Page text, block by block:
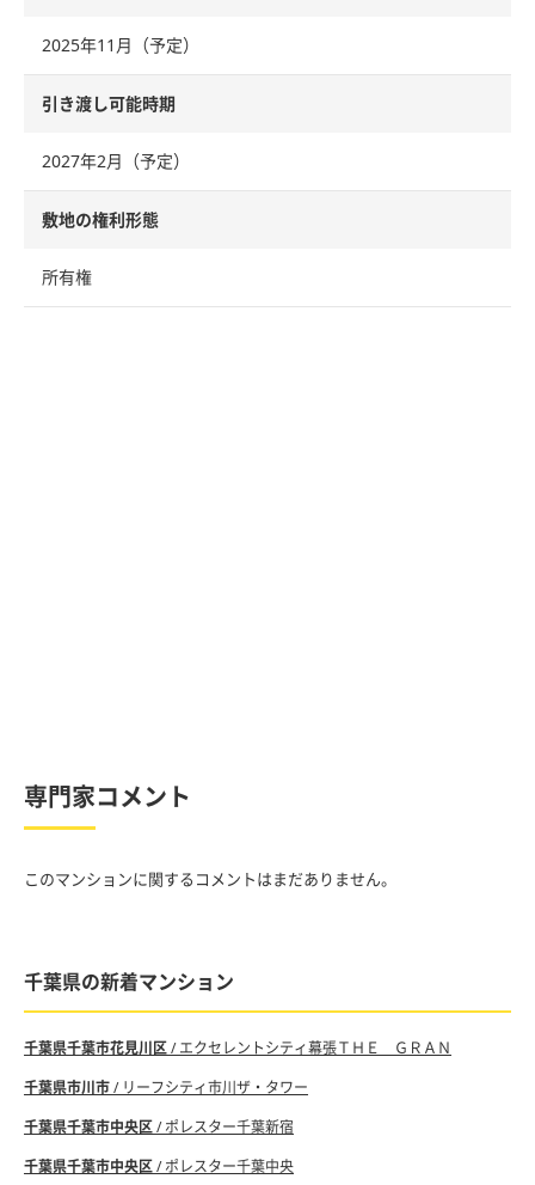
2025年11月（予定）
引き渡し可能時期
2027年2月（予定）
敷地の権利形態
所有権
専門家コメント
このマンションに関するコメントはまだありません。
千葉県の新着マンション
千葉県千葉市花見川区/ エクセレントシティ幕張ＴＨＥ ＧＲＡＮ
千葉県市川市/ リーフシティ市川ザ・タワー
千葉県千葉市中央区/ ポレスター千葉新宿
千葉県千葉市中央区/ ポレスター千葉中央